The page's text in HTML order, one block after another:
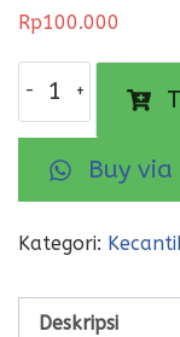
Rp100.000
GEIS
Healthy
Spray
Buy
Kategori:
Deskripsi